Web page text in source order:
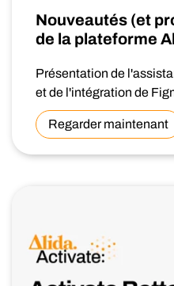
Nouveautés (et
de la plateforme
Présentation de
et de l'intégration de
Regarder maintenant